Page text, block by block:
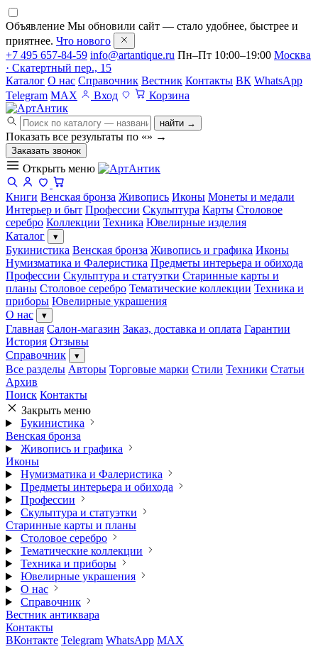
Объявление Мы обновили сайт — стало удобнее, быстрее и
приятнее. Что нового
+7 495 657-84-59 info@artantique.ru Пн–Пт 10:00–19:00 Москва
· Скатертный пер., 15
Каталог О нас Справочник Вестник Контакты ВК WhatsApp
Telegram MAX Вход Корзина
найти →
Показать все результаты по «» →
Заказать звонок
Открыть меню
Книги Венская бронза Живопись Иконы Монеты и медали
Интерьер и быт Профессии Скульптура Карты Столовое
серебро Коллекции Техника Ювелирные изделия
Каталог
▾
Букинистика Венская бронза Живопись и графика Иконы
Нумизматика и Фалеристика Предметы интерьера и обихода
Профессии Скульптура и статуэтки Старинные карты и
планы Столовое серебро Тематические коллекции Техника и
приборы Ювелирные украшения
О нас
▾
Главная Салон-магазин Заказ, доставка и оплата Гарантии
История Отзывы
Справочник
▾
Все разделы Авторы Торговые марки Стили Техники Статьи
Архив
Поиск Контакты
Закрыть меню
Букинистика
Венская бронза
Живопись и графика
Иконы
Нумизматика и Фалеристика
Предметы интерьера и обихода
Профессии
Скульптура и статуэтки
Старинные карты и планы
Столовое серебро
Тематические коллекции
Техника и приборы
Ювелирные украшения
О нас
Справочник
Вестник антиквара
Контакты
ВКонтакте Telegram WhatsApp MAX